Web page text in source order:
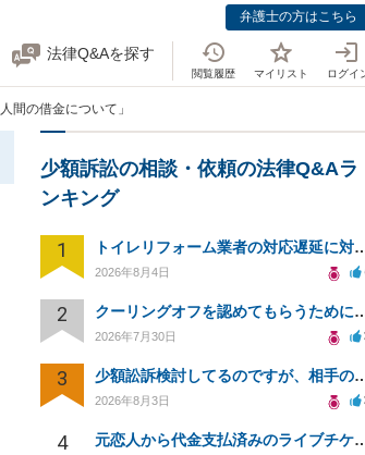
弁護士の方はこちら
法律Q&Aを探す
閲覧履歴 マイリスト ログイ
間の借金について」
少額訴訟の相談・依頼の法律Q&Aラ
ンキング
1 トイレリフォーム業者の対応
2026年8月4日
2 クーリングオフを認めてもらうために
2026年7月30日
3 少額訟訴検討してるのですが
2026年8月3日
4 元恋人から代金支払済みのライ